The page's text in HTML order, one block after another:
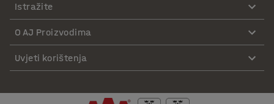
Istražite
O AJ Proizvodima
Uvjeti korištenja